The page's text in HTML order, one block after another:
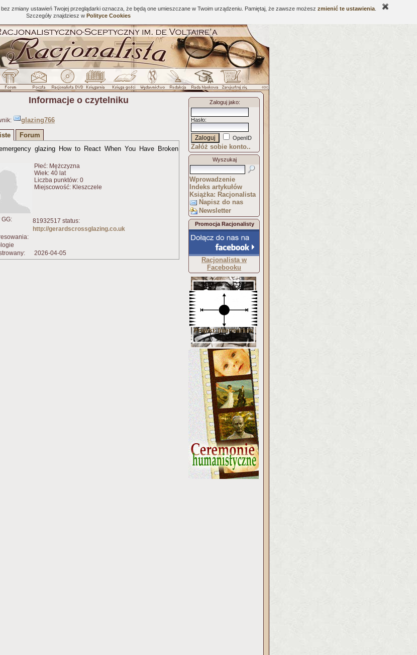
zmiany ustawień Twojej przeglądarki oznacza, że będą one umieszczane w Twoim urządzeniu. Pamiętaj, że zawsze możesz zmienić te ustawienia
Szczegóły znajdziesz w Polityce Cookies
Informacje o czytelniku
glazing766
Forum
glazing How to React When You Have Broken
Płeć: Mężczyzna
Wiek: 40 lat
Liczba punktów: 0
Miejscowość: Kleszczele
GG:
81932517 status:
http://gerardscrossglazing.co.uk
2026-04-05
Zaloguj jako:
Hasło:
OpenID
Załóż sobie konto..
Wyszukaj
Wprowadzenie
Indeks artykułów
Książka: Racjonalista
Napisz do nas
Newsletter
Promocja Racjonalisty
Racjonalista w
Facebooku